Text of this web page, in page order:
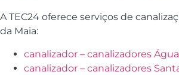
A TEC24 oferece serviços de
da Maia:
canalizador – canalizadores
canalizador – canalizadores